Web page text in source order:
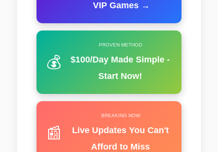
VIP Games →
💰
PROVEN METHOD
$100/Day Made Simple -
Start Now!
📰
BREAKING NOW
Live Updates You Can't
Afford to Miss